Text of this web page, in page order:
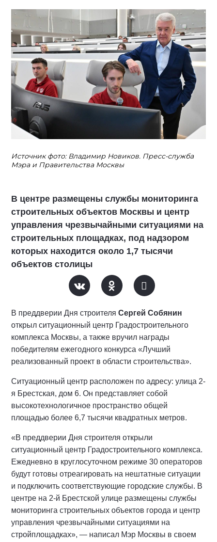
Источник фото: Владимир Новиков. Пресс-служба
Мэра и Правительства Москвы
В центре размещены службы мониторинга
строительных объектов Москвы и центр
управления чрезвычайными ситуациями на
строительных площадках, под надзором
которых находится около 1,7 тысячи
объектов столицы
В преддверии Дня строителя Сергей Собянин
открыл ситуационный центр Градостроительного
комплекса Москвы, а также вручил награды
победителям ежегодного конкурса «Лучший
реализованный проект в области строительства».
Ситуационный центр расположен по адресу: улица 2-
я Брестская, дом 6. Он представляет собой
высокотехнологичное пространство общей
площадью более 6,7 тысячи квадратных метров.
«В преддверии Дня строителя открыли
ситуационный центр Градостроительного комплекса.
Ежедневно в круглосуточном режиме 30 операторов
будут готовы отреагировать на нештатные ситуации
и подключить соответствующие городские службы. В
центре на 2-й Брестской улице размещены службы
мониторинга строительных объектов города и центр
управления чрезвычайными ситуациями на
стройплощадках», — написал Мэр Москвы в своем